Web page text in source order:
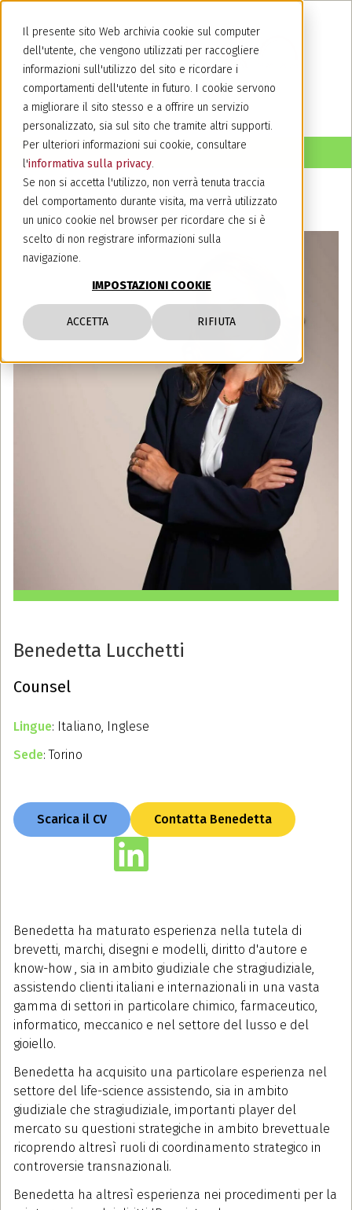
Il presente sito Web archivia cookie sul computer
dell'utente, che vengono utilizzati per raccogliere
informazioni sull'utilizzo del sito e ricordare i
comportamenti dell'utente in futuro. I cookie servono
a migliorare il sito stesso e a offrire un servizio
personalizzato, sia sul sito che tramite altri supporti.
Per ulteriori informazioni sui cookie, consultare
l'informativa sulla privacy.
Se non si accetta l'utilizzo, non verrà tenuta traccia
del comportamento durante visita, ma verrà utilizzato
un unico cookie nel browser per ricordare che si è
scelto di non registrare informazioni sulla
navigazione.
IMPOSTAZIONI COOKIE
ACCETTA RIFIUTA
Benedetta Lucchetti
Counsel
Lingue: Italiano, Inglese
Sede: Torino
Scarica il CV Contatta Benedetta
Benedetta ha maturato esperienza nella tutela di
brevetti, marchi, disegni e modelli, diritto d'autore e
know-how , sia in ambito giudiziale che stragiudiziale,
assistendo clienti italiani e internazionali in una vasta
gamma di settori in particolare chimico, farmaceutico,
informatico, meccanico e nel settore del lusso e del
gioiello.
Benedetta ha acquisito una particolare esperienza nel
settore del life-science assistendo, sia in ambito
giudiziale che stragiudiziale, importanti player del
mercato su questioni strategiche in ambito brevettuale
ricoprendo altresì ruoli di coordinamento strategico in
controversie transnazionali.
Benedetta ha altresì esperienza nei procedimenti per la